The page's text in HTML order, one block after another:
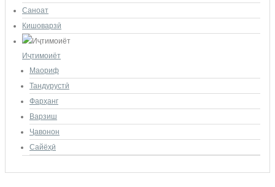
Саноат
Кишоварзӣ
Иҷтимоиёт
Маориф
Тандурустӣ
Фарҳанг
Варзиш
Ҷавонон
Сайёҳӣ